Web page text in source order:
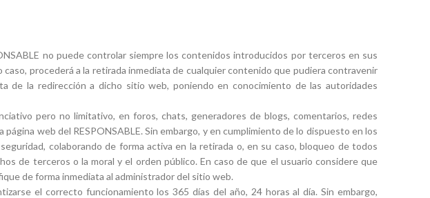
no puede controlar siempre los contenidos introducidos por terceros en sus
procederá a la retirada inmediata de cualquier contenido que pudiera contravenir
de la redirección a dicho sitio web, poniendo en conocimiento de las autoridades
pero no limitativo, en foros, chats, generadores de blogs, comentarios, redes
web del RESPONSABLE. Sin embargo, y en cumplimiento de lo dispuesto en los
colaborando de forma activa en la retirada o, en su caso, bloqueo de todos
de terceros o la moral y el orden público. En caso de que el usuario considere que
de forma inmediata al administrador del sitio web.
el correcto funcionamiento los 365 días del año, 24 horas al día. Sin embargo,